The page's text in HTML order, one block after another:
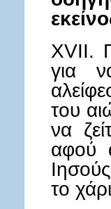
XVII.
για
του
να
αφού
το